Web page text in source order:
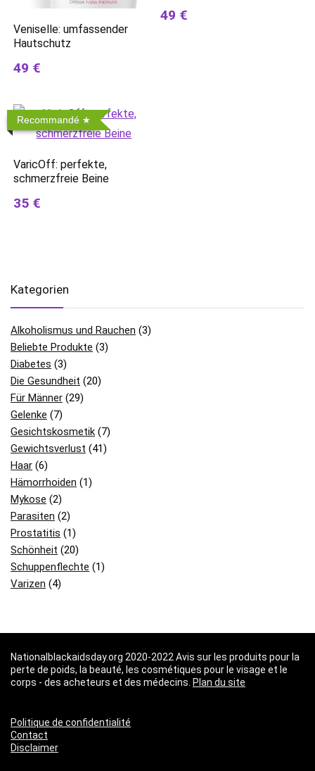
Veniselle: umfassender
Hautschutz
49 €
49 €
Recommandé
VaricOff: perfekte,
schmerzfreie Beine
35 €
Kategorien
Alkoholismus und Rauchen (3)
Beliebte Produkte (3)
Diabetes (3)
Die Gesundheit (20)
Für Männer (29)
Gelenke (7)
Gesichtskosmetik (7)
Gewichtsverlust (41)
Haar (6)
Hämorrhoiden (1)
Mykose (2)
Parasiten (2)
Prostatitis (1)
Schönheit (20)
Schuppenflechte (1)
Varizen (4)
Nationalblackaidsday.org 2020-2022 Avis sur les produits pour la
perte de poids, la beauté, les cosmétiques pour le visage et le
corps - des acheteurs et des médecins. Plan du site
Politique de confidentialité
Contact
Disclaimer